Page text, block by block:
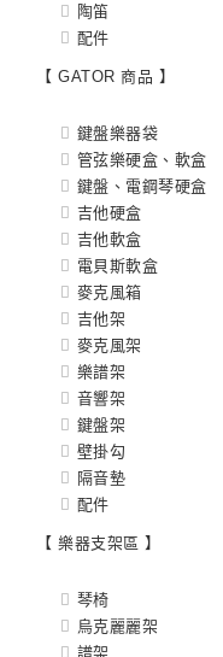
陶笛
配件
【 GATOR 商品 】
鍵盤樂器袋
管弦樂硬盒、軟盒
鍵盤、電鋼琴硬盒
吉他硬盒
吉他軟盒
電貝斯軟盒
麥克風箱
吉他架
麥克風架
樂譜架
音響架
鍵盤架
壁掛勾
隔音墊
配件
【 樂器支架區 】
琴椅
烏克麗麗架
譜架